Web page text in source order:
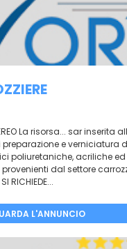
La risorsa... sar inserita
e verniciatura
poliuretaniche, acriliche
dal settore
L'ANNUNCIO